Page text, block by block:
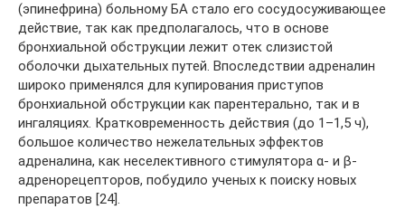
(эпинефрина) больному БА стало его сосудосуживающее
действие, так как предполагалось, что в основе
бронхиальной обструкции лежит отек слизистой
оболочки дыхательных путей. Впоследствии адреналин
широко применялся для купирования приступов
бронхиальной обструкции как парентерально, так и в
ингаляциях. Кратковременность действия (до 1–1,5 ч),
большое количество нежелательных эффектов
адреналина, как неселективного стимулятора α- и β-
адренорецепторов, побудило ученых к поиску новых
препаратов [24].